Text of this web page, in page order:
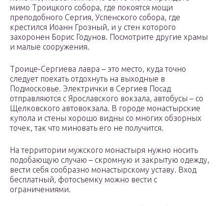
мимо Троицкого собора, где покоятся мощи
преподобного Сергия, Успенского собора, где
крестился Иоанн Грозный, и у стен которого
захоронен Борис Годунов. Посмотрите другие храмы
и малые сооружения.
Троице-Сергиева лавра – это место, куда точно
следует поехать отдохнуть на выходные в
Подмосковье. Электрички в Сергиев Посад
отправляются с Ярославского вокзала, автобусы – со
Щелковского автовокзала. В городе монастырские
купола и стены хорошо видны со многих обзорных
точек, так что миновать его не получится.
На территории мужского монастыря нужно носить
подобающую случаю – скромную и закрытую одежду,
вести себя сообразно монастырскому уставу. Вход
бесплатный, фотосъемку можно вести с
ограничениями.